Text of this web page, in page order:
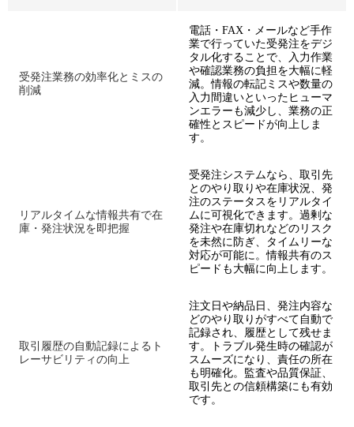
受発注業務の効率化とミスの
削減
電話・FAX・メールなど手作
業で行っていた受発注をデジ
タル化することで、入力作業
や確認業務の負担を大幅に軽
減。情報の転記ミスや数量の
入力間違いといったヒューマ
ンエラーも減少し、業務の正
確性とスピードが向上しま
す。
リアルタイムな情報共有で在
庫・発注状況を即把握
受発注システムなら、取引先
とのやり取りや在庫状況、発
注のステータスをリアルタイ
ムに可視化できます。過剰な
発注や在庫切れなどのリスク
を未然に防ぎ、タイムリーな
対応が可能に。情報共有のス
ピードも大幅に向上します。
取引履歴の自動記録によるト
レーサビリティの向上
注文日や納品日、発注内容な
どのやり取りがすべて自動で
記録され、履歴として残せま
す。トラブル発生時の確認が
スムーズになり、責任の所在
も明確化。監査や品質保証、
取引先との信頼構築にも有効
です。